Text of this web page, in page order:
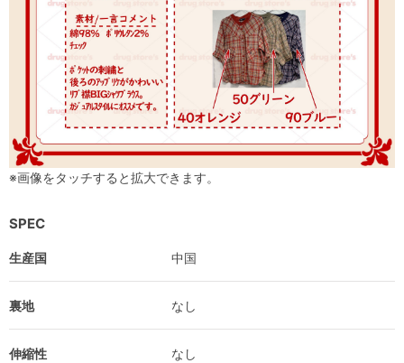
※画像をタッチすると拡大できます。
SPEC
生産国 中国
裏地 なし
伸縮性 なし